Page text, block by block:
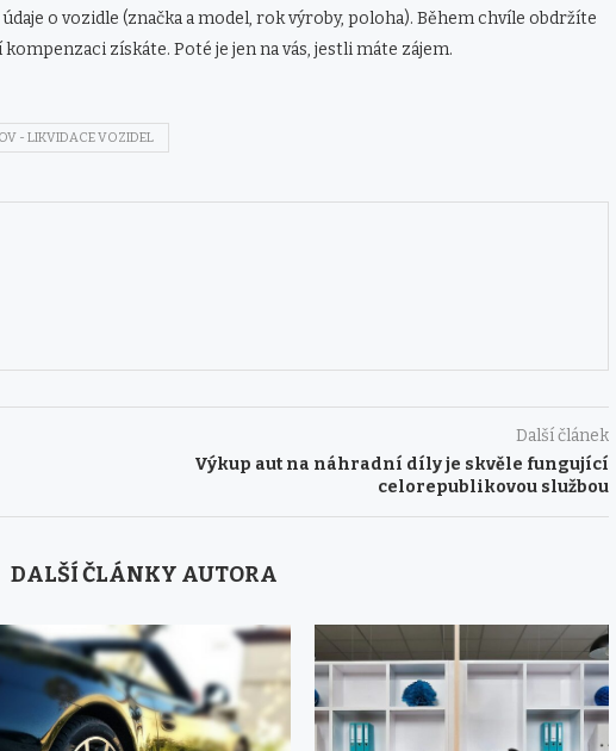
o vozidle (značka a model, rok výroby, poloha). Během chvíle obdržíte
získáte. Poté je jen na vás, jestli máte zájem.
- LIKVIDACE VOZIDEL
Další článek
Výkup aut na náhradní díly je skvěle fungující
celorepublikovou službou
DALŠÍ ČLÁNKY AUTORA